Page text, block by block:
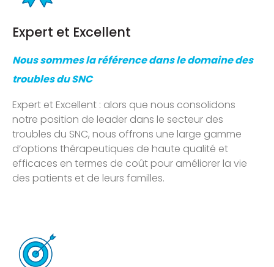
Expert et Excellent
Nous sommes la référence dans le domaine des
troubles du SNC
Expert et Excellent : alors que nous consolidons
notre position de leader dans le secteur des
troubles du SNC, nous offrons une large gamme
d’options thérapeutiques de haute qualité et
efficaces en termes de coût pour améliorer la vie
des patients et de leurs familles.